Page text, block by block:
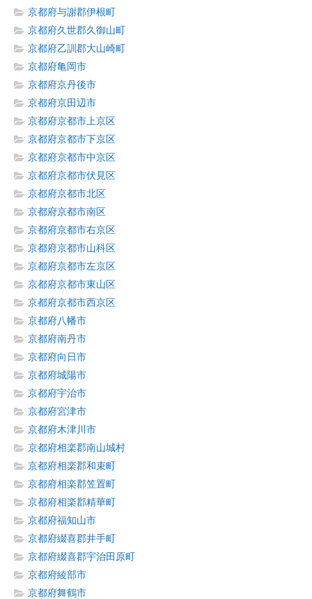
京都府与謝郡伊根町
京都府久世郡久御山町
京都府乙訓郡大山崎町
京都府亀岡市
京都府京丹後市
京都府京田辺市
京都府京都市上京区
京都府京都市下京区
京都府京都市中京区
京都府京都市伏見区
京都府京都市北区
京都府京都市南区
京都府京都市右京区
京都府京都市山科区
京都府京都市左京区
京都府京都市東山区
京都府京都市西京区
京都府八幡市
京都府南丹市
京都府向日市
京都府城陽市
京都府宇治市
京都府宮津市
京都府木津川市
京都府相楽郡南山城村
京都府相楽郡和束町
京都府相楽郡笠置町
京都府相楽郡精華町
京都府福知山市
京都府綴喜郡井手町
京都府綴喜郡宇治田原町
京都府綾部市
京都府舞鶴市